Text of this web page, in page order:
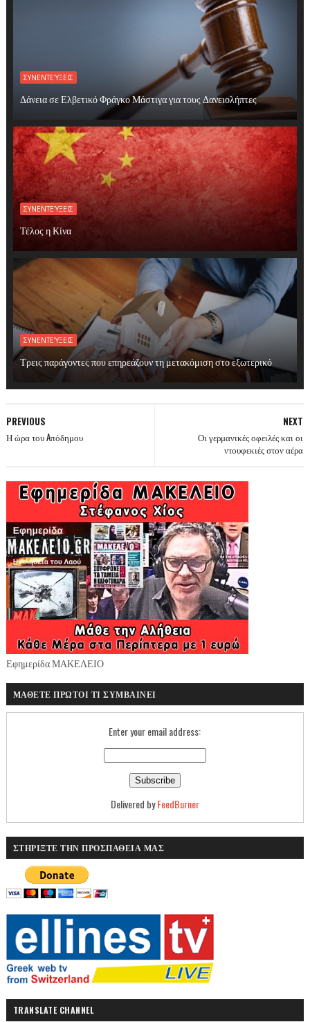
ΣΥΝΕΝΤΕΎΞΕΙΣ
Δάνεια σε Ελβετικό Φράγκο Μάστιγα για τους Δανειολήπτες
ΣΥΝΕΝΤΕΎΞΕΙΣ
Τέλος η Κίνα
ΣΥΝΕΝΤΕΎΞΕΙΣ
Τρεις παράγοντες που επηρεάζουν τη μετακόμιση στο εξωτερικό
NEXT
Οι γερμανικές οφειλές και οι
ντουφεκιές στον αέρα
PREVIOUS
Η ώρα του Aπόδημου
Εφημερίδα ΜΑΚΕΛΕΙΟ
ΜΑΘΕΤΕ ΠΡΩΤΟΙ ΤΙ ΣΥΜΒΑΙΝΕΙ
Enter your email address:
Delivered byFeedBurner
ΣΤΗΡΙΞΤΕ ΤΗΝ ΠΡΟΣΠΑΘΕΙΑ ΜΑΣ
TRANSLATE CHANNEL